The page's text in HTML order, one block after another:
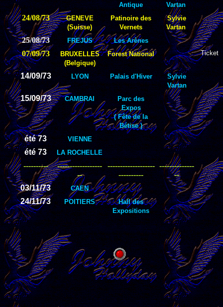
Antique
Vartan
24/08/73
GENEVE
(Suisse)
Patinoire des
Vernets
Sylvie
Vartan
25/08/73 FREJUS Les Arènes
07/09/73
BRUXELLES
(Belgique)
Forest National Ticket
14/09/73 LYON Palais d'Hiver
Sylvie
Vartan
15/09/73 CAMBRAI
Parc des
Expos
( Fête de la
Bétise )
été 73 VIENNE
été 73 LA ROCHELLE
----------
------------------
--
-------------------
----------
--------------
--
03/11/73
CAEN
24/11/73 POITIERS
Hall des
Expositions